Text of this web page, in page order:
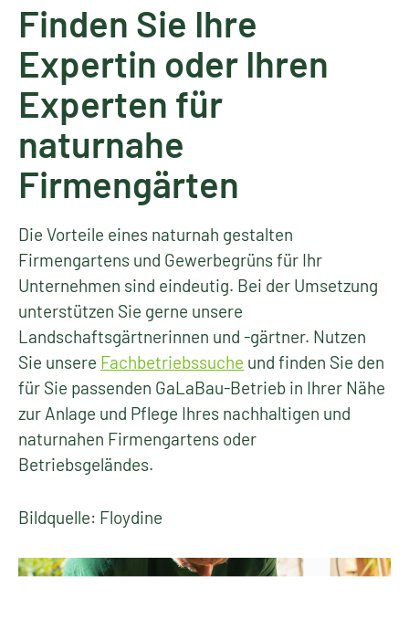
Finden Sie Ihre
Expertin oder Ihren
Experten für
naturnahe
Firmengärten
Die Vorteile eines naturnah gestalten
Firmengartens und Gewerbegrüns für Ihr
Unternehmen sind eindeutig. Bei der Umsetzung
unterstützen Sie gerne unsere
Landschaftsgärtnerinnen und -gärtner. Nutzen
Sie unsere Fachbetriebssuche und finden Sie den
für Sie passenden GaLaBau-Betrieb in Ihrer Nähe
zur Anlage und Pflege Ihres nachhaltigen und
naturnahen Firmengartens oder
Betriebsgeländes.
Bildquelle: Floydine